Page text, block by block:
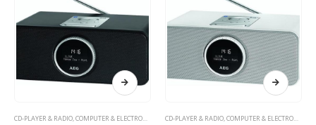
CD-PLAYER & RADIO,COMPUTER & ELECTRONIC CONSUMER ELECTRONIC,ΠΡΟΪΌΝΤΑ ΠΛΗΡΟΦΟΡΙΚΉΣ
CD-PLAYER & RADIO,COMPUTER & ELECTRONIC